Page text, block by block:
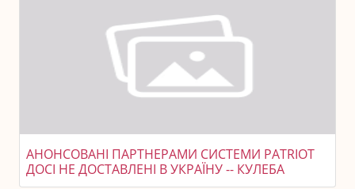
АНОНСОВАНІ ПАРТНЕРАМИ СИСТЕМИ PATRIOT
ДОСІ НЕ ДОСТАВЛЕНІ В УКРАЇНУ -- КУЛЕБА